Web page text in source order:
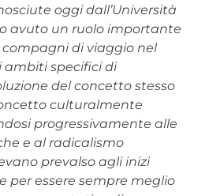
oggi dall’Università
avuto un ruolo importante
di viaggio nel
ambiti specifici di
del concetto stesso
culturalmente
progressivamente alle
e al radicalismo
prevalso agli inizi
per essere sempre meglio